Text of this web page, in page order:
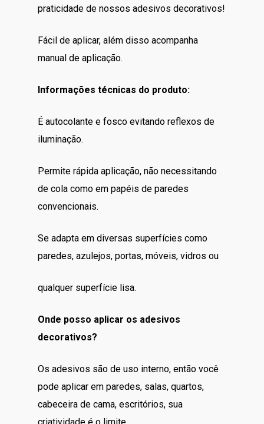
praticidade de nossos adesivos decorativos!
Fácil de aplicar, além disso acompanha
manual de aplicação.
Informações técnicas do produto:
É autocolante e fosco evitando reflexos de
iluminação.
Permite rápida aplicação, não necessitando
de cola como em papéis de paredes
convencionais.
Se adapta em diversas superfícies como
paredes, azulejos, portas, móveis, vidros ou
qualquer superfície lisa.
Onde posso aplicar os adesivos
decorativos?
Os adesivos são de uso interno, então você
pode aplicar em paredes, salas, quartos,
cabeceira de cama, escritórios, sua